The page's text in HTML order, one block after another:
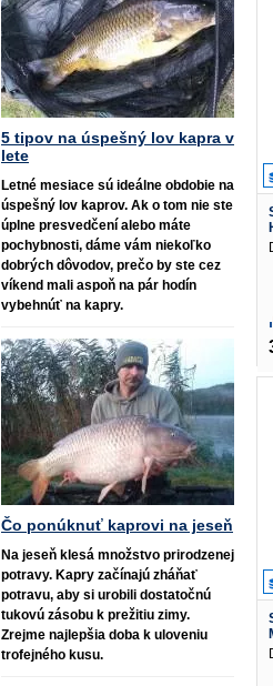
5 tipov na úspešný lov kapra v
lete
Letné mesiace sú ideálne obdobie na
úspešný lov kaprov. Ak o tom nie ste
úplne presvedčení alebo máte
pochybnosti, dáme vám niekoľko
dobrých dôvodov, prečo by ste cez
víkend mali aspoň na pár hodín
vybehnúť na kapry.
Čo ponúknuť kaprovi na jeseň
Na jeseň klesá množstvo prirodzenej
potravy. Kapry začínajú zháňať
potravu, aby si urobili dostatočnú
tukovú zásobu k prežitiu zimy.
Zrejme najlepšia doba k uloveniu
trofejného kusu.